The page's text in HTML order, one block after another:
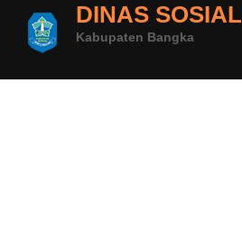
DINAS SOSIAL
Kabupaten Bangka